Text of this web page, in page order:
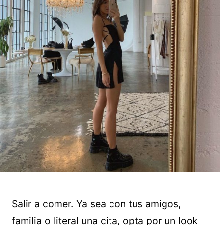
Salir a comer. Ya sea con tus amigos,
familia o literal una cita, opta por un look